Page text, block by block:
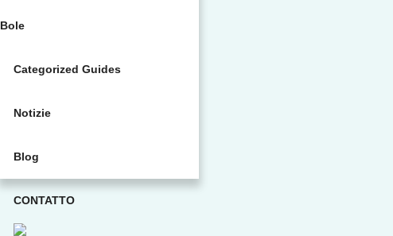
Bole
Categorized Guides
Notizie
Blog
CONTATTO